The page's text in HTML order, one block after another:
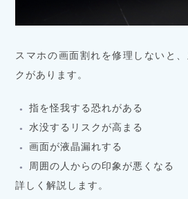
スマホの画面割れを修理しないと
クがあります。
指を怪我する恐れがある
水没するリスクが高まる
画面が液晶漏れする
周囲の人からの印象が悪くなる
詳しく解説します。